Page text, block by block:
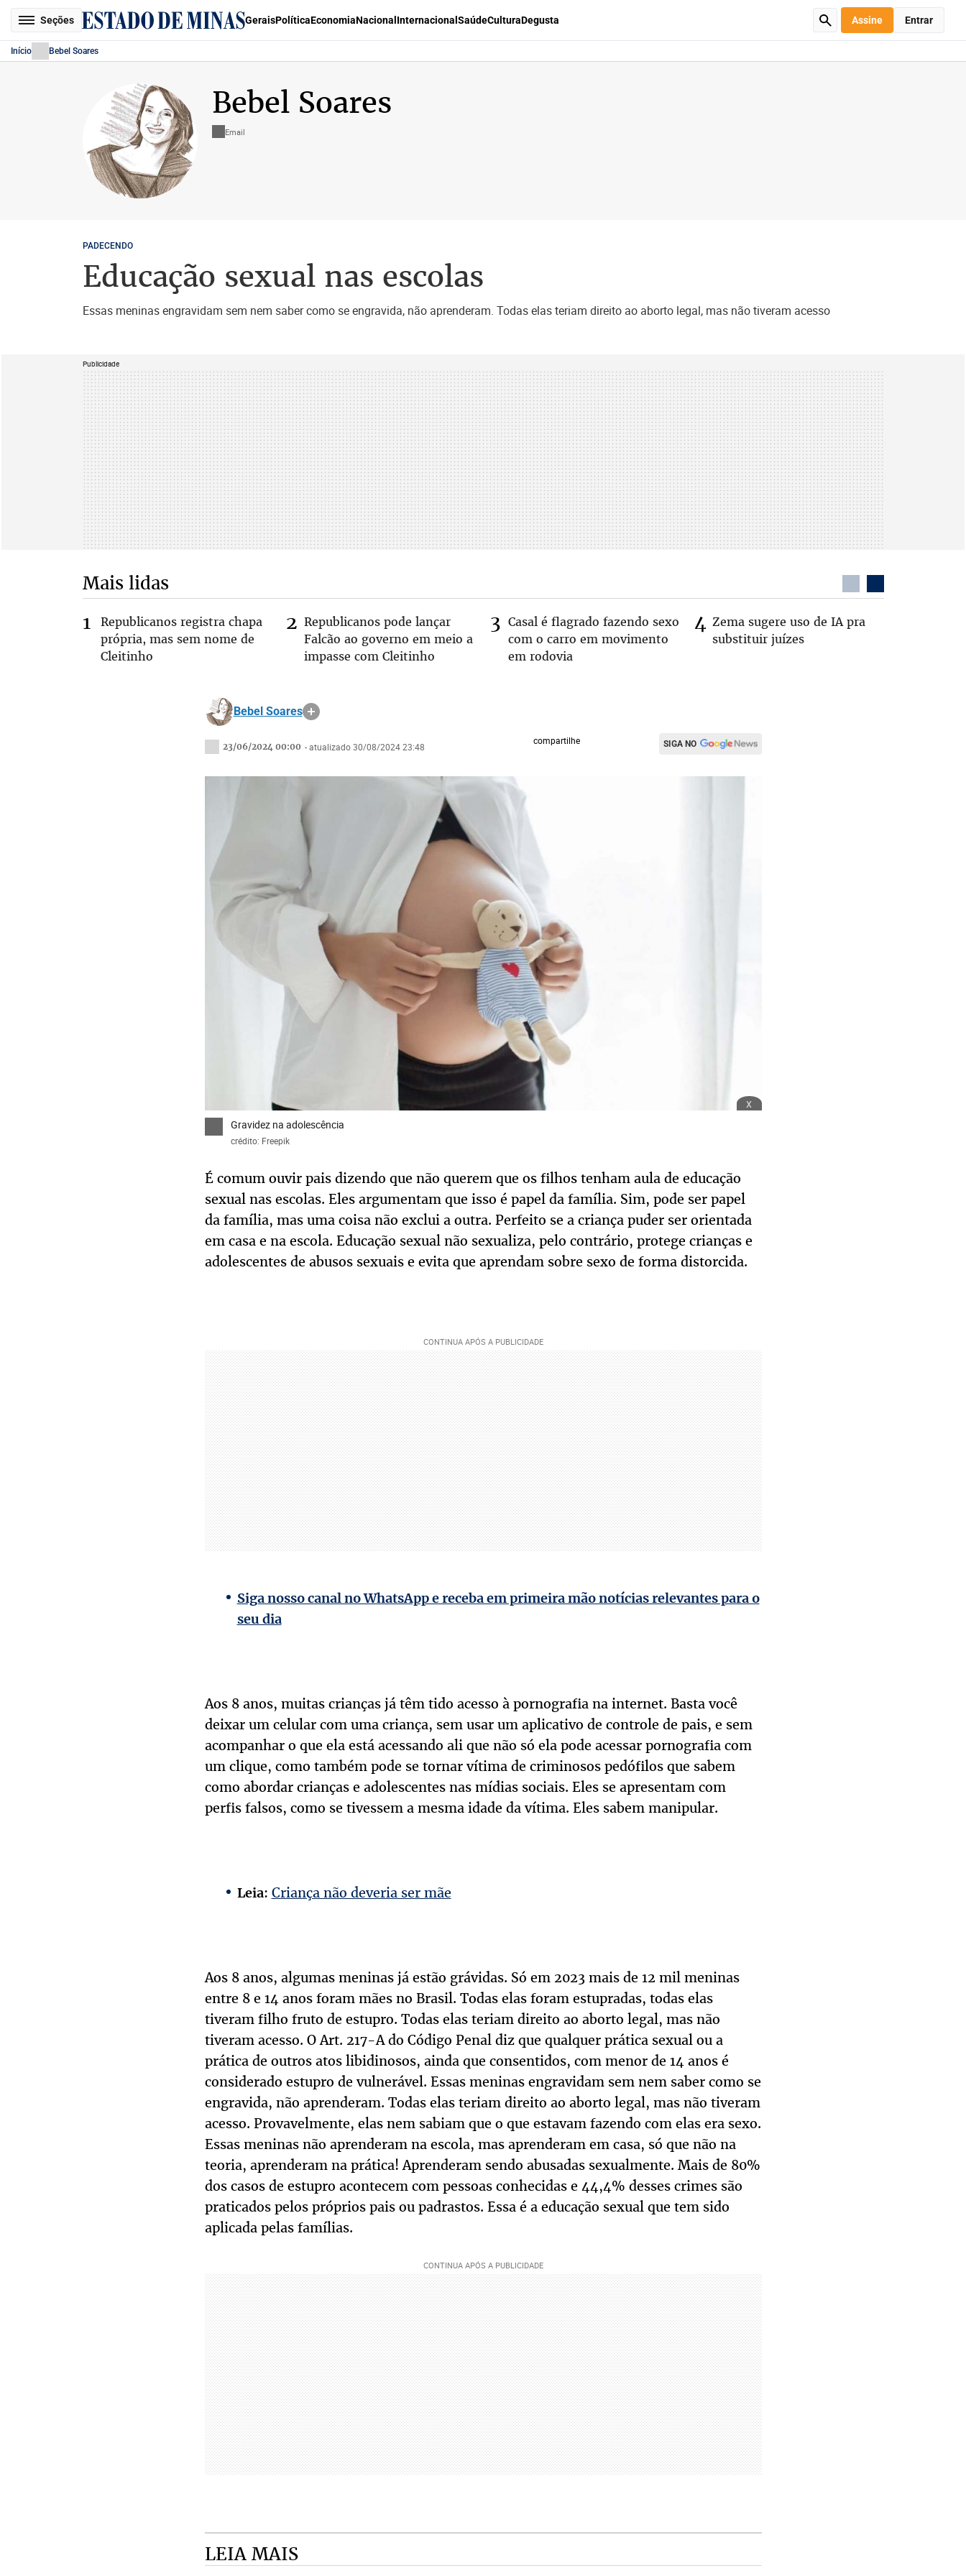
Seções GeraisPolíticaEconomiaNacional Internacional SaúdeCulturaDegusta Assine Entrar
Início Bebel Soares
Bebel Soares
Email
PADECENDO
Educação sexual nas escolas
Essas meninas engravidam sem nem saber como se engravida, não aprenderam. Todas elas teriam direito ao aborto legal, mas não tiveram acesso
Publicidade
Mais lidas
Republicanos registra chapa
própria, mas sem nome de
Cleitinho
Republicanos pode lançar
Falcão ao governo em meio a
impasse com Cleitinho
Casal é flagrado fazendo sexo
com o carro em movimento
em rodovia
Zema sugere uso de IA pra
substituir juízes
Bebel Soares
23/06/2024 00:00 - atualizado 30/08/2024 23:48
compartilhe SIGA NO
x
Gravidez na adolescência
crédito: Freepik
É comum ouvir pais dizendo que não querem que os filhos tenham aula de educação
sexual nas escolas. Eles argumentam que isso é papel da família. Sim, pode ser papel
da família, mas uma coisa não exclui a outra. Perfeito se a criança puder ser orientada
em casa e na escola. Educação sexual não sexualiza, pelo contrário, protege crianças e
adolescentes de abusos sexuais e evita que aprendam sobre sexo de forma distorcida.
Siga nosso canal no WhatsApp e receba em primeira mão notícias relevantes para o
seu dia
Aos 8 anos, muitas crianças já têm tido acesso à pornografia na internet. Basta você
deixar um celular com uma criança, sem usar um aplicativo de controle de pais, e sem
acompanhar o que ela está acessando ali que não só ela pode acessar pornografia com
um clique, como também pode se tornar vítima de criminosos pedófilos que sabem
como abordar crianças e adolescentes nas mídias sociais. Eles se apresentam com
perfis falsos, como se tivessem a mesma idade da vítima. Eles sabem manipular.
Leia: Criança não deveria ser mãe
Aos 8 anos, algumas meninas já estão grávidas. Só em 2023 mais de 12 mil meninas
entre 8 e 14 anos foram mães no Brasil. Todas elas foram estupradas, todas elas
tiveram filho fruto de estupro. Todas elas teriam direito ao aborto legal, mas não
tiveram acesso. O Art. 217-A do Código Penal diz que qualquer prática sexual ou a
prática de outros atos libidinosos, ainda que consentidos, com menor de 14 anos é
considerado estupro de vulnerável. Essas meninas engravidam sem nem saber como se
engravida, não aprenderam. Todas elas teriam direito ao aborto legal, mas não tiveram
acesso. Provavelmente, elas nem sabiam que o que estavam fazendo com elas era sexo.
Essas meninas não aprenderam na escola, mas aprenderam em casa, só que não na
teoria, aprenderam na prática! Aprenderam sendo abusadas sexualmente. Mais de 80%
dos casos de estupro acontecem com pessoas conhecidas e 44,4% desses crimes são
praticados pelos próprios pais ou padrastos. Essa é a educação sexual que tem sido
aplicada pelas famílias.
LEIA MAIS